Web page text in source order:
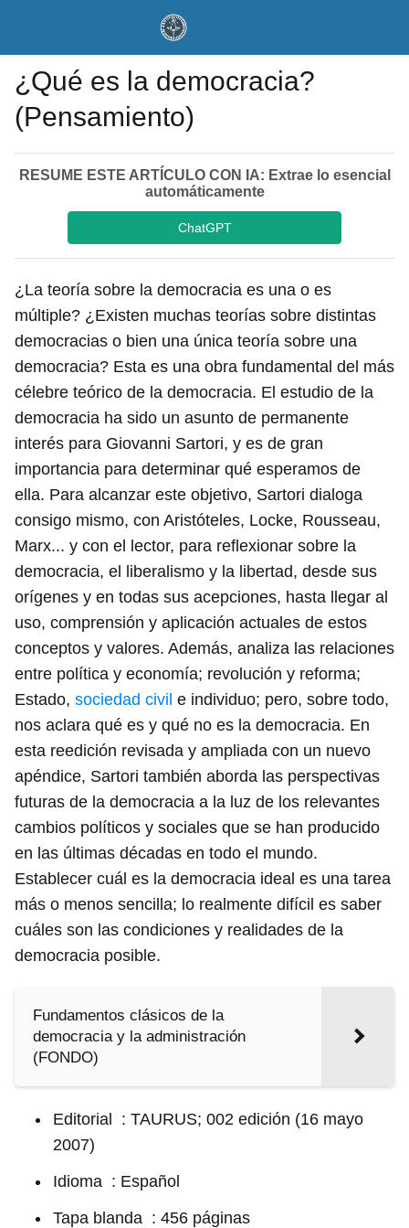
¿Qué es la democracia?
(Pensamiento)
RESUME ESTE ARTÍCULO CON IA: Extrae lo esencial
automáticamente
ChatGPT
¿La teoría sobre la democracia es una o es
múltiple? ¿Existen muchas teorías sobre distintas
democracias o bien una única teoría sobre una
democracia? Esta es una obra fundamental del más
célebre teórico de la democracia. El estudio de la
democracia ha sido un asunto de permanente
interés para Giovanni Sartori, y es de gran
importancia para determinar qué esperamos de
ella. Para alcanzar este objetivo, Sartori dialoga
consigo mismo, con Aristóteles, Locke, Rousseau,
Marx... y con el lector, para reflexionar sobre la
democracia, el liberalismo y la libertad, desde sus
orígenes y en todas sus acepciones, hasta llegar al
uso, comprensión y aplicación actuales de estos
conceptos y valores. Además, analiza las relaciones
entre política y economía; revolución y reforma;
Estado, sociedad civil e individuo; pero, sobre todo,
nos aclara qué es y qué no es la democracia. En
esta reedición revisada y ampliada con un nuevo
apéndice, Sartori también aborda las perspectivas
futuras de la democracia a la luz de los relevantes
cambios políticos y sociales que se han producido
en las últimas décadas en todo el mundo.
Establecer cuál es la democracia ideal es una tarea
más o menos sencilla; lo realmente difícil es saber
cuáles son las condiciones y realidades de la
democracia posible.
Fundamentos clásicos de la
democracia y la administración
(FONDO)
Editorial ‏ ‎: TAURUS; 002 edición (16 mayo
2007)
Idioma ‏ ‎: Español
Tapa blanda ‏ ‎: 456 páginas